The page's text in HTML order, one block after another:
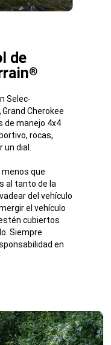
de
®
Selec-
Grand Cherokee ​​​​​​​
de manejo 4x4
rocas,
un dial.​​​​​​​
menos que
al tanto de la
del vehículo
el vehículo
cubiertos
Siempre
en